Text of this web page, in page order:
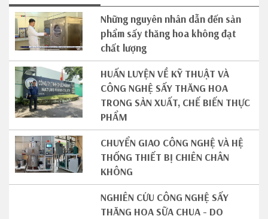
Những nguyên nhân dẫn đến sản
phẩm sấy thăng hoa không đạt
chất lượng
HUẤN LUYỆN VỀ KỸ THUẬT VÀ
CÔNG NGHỆ SẤY THĂNG HOA
TRONG SẢN XUẤT, CHẾ BIẾN THỰC
PHẨM
CHUYỂN GIAO CÔNG NGHỆ VÀ HỆ
THỐNG THIẾT BỊ CHIÊN CHÂN
KHÔNG
NGHIÊN CỨU CÔNG NGHỆ SẤY
THĂNG HOA SỮA CHUA - DO